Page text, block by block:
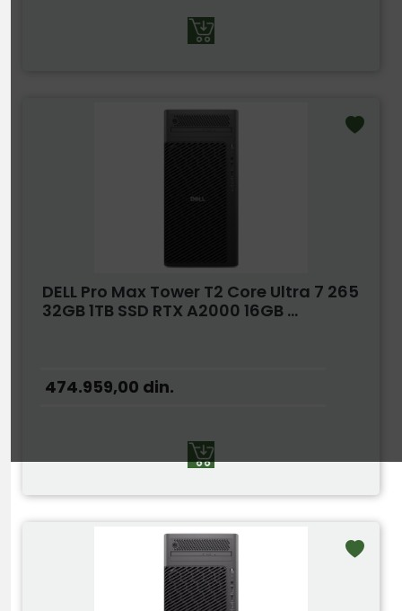
DELL Pro Max Tower T2 Core Ultra 7 265
32GB 1TB SSD RTX A2000 16GB ...
474.959,00 din.